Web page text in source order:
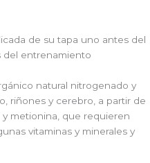
de su tapa uno antes del
del entrenamiento
natural nitrogenado y
riñones y cerebro, a partir de
y metionina, que requieren
vitaminas y minerales y